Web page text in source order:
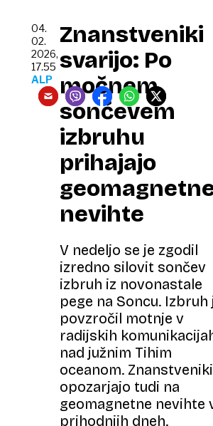
Znanstveniki
svarijo: Po
močnem
sončevem
izbruhu
prihajajo
nevihte
V nedeljo se je zgodil
izredno silovit sončev
izbruh iz novonastale
pege na Soncu. Izbruh
povzročil motnje v
radijskih
nad južnim Tihim
oceanom. Znanstveniki
opozarjajo tudi na
geomagnetne nevihte
prihodnjih dneh.
04.
02.
2026,
17.55
ALP